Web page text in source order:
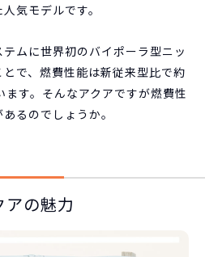
気モデルです。
ムに世界初のバイポーラ型ニッ
で、燃費性能は新従来型比で約
す。そんなアクアですが燃費性
るのでしょうか。
アの魅力